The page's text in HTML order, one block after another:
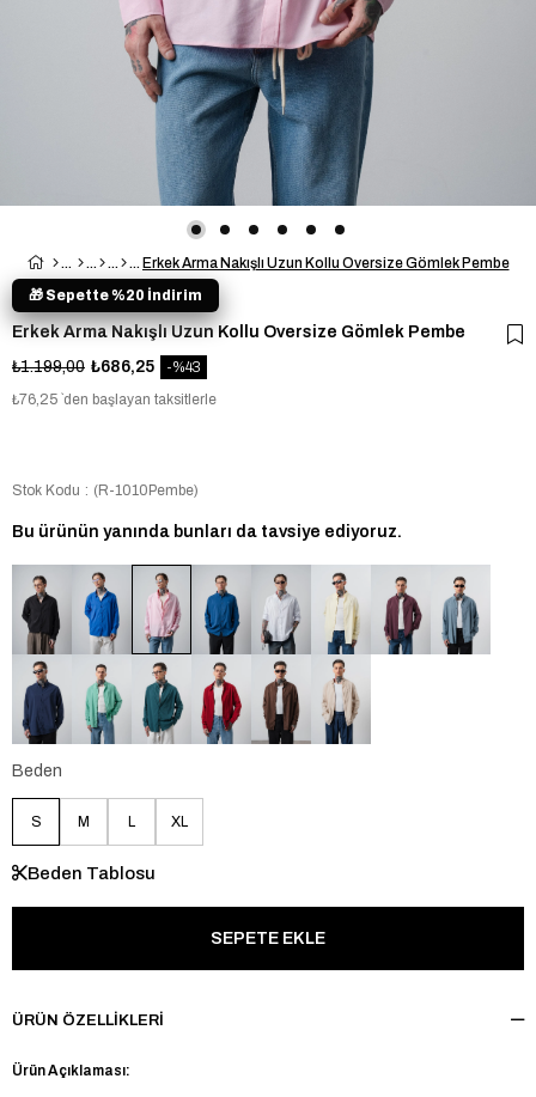
Erkek Arma Nakışlı Uzun Kollu Oversize Gömlek Pembe
Erkek Arma Nakışlı Uzun Kollu Oversize Gömlek Pembe
₺1.199,00 ₺686,25
43
₺76,25 `den başlayan taksitlerle
🎁 Sepette %20 İndirim
Stok Kodu (R-1010Pembe)
Bu ürünün yanında bunları da tavsiye ediyoruz.
Beden
S M L XL
Beden Tablosu
ÜRÜN ÖZELLIKLERI
Ürün Açıklaması: